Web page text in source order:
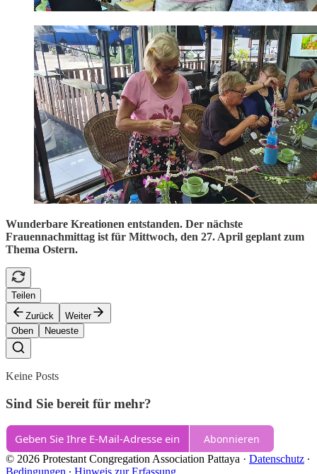
Wunderbare Kreationen entstanden. Der nächste
Frauennachmittag ist für Mittwoch, den 27. April geplant zum
Thema Ostern.
Teilen
Zurück
Weiter
Oben
Neueste
Keine Posts
Sind Sie bereit für mehr?
Abonnieren
© 2026 Protestant Congregation Association Pattaya · Datenschutz ∙